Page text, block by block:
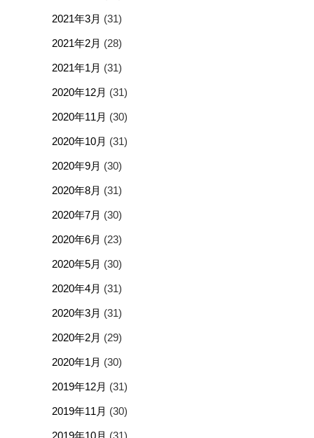
2021年3月 (31)
2021年2月 (28)
2021年1月 (31)
2020年12月 (31)
2020年11月 (30)
2020年10月 (31)
2020年9月 (30)
2020年8月 (31)
2020年7月 (30)
2020年6月 (23)
2020年5月 (30)
2020年4月 (31)
2020年3月 (31)
2020年2月 (29)
2020年1月 (30)
2019年12月 (31)
2019年11月 (30)
2019年10月 (31)